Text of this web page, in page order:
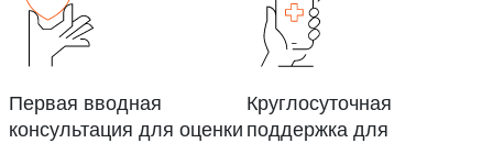
Первая вводная
консультация для оценки
Круглосуточная
поддержка для